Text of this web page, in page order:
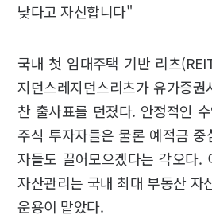
낮다고 자신합니다"
국내 첫 임대주택 기반 리츠
지던스레지던스리츠가 유가증
찬 출사표를 던졌다. 안정적인
주식 투자자들은 물론 예적금
자들도 끌어모으겠다는 각오다.
자산관리는 국내 최대 부동산 자
운용이 맡았다.